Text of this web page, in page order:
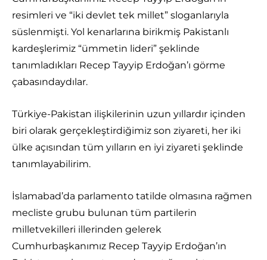
resimleri ve “iki devlet tek millet” sloganlarıyla
süslenmişti. Yol kenarlarına birikmiş Pakistanlı
kardeşlerimiz “ümmetin lideri” şeklinde
tanımladıkları Recep Tayyip Erdoğan’ı görme
çabasındaydılar.
Türkiye-Pakistan ilişkilerinin uzun yıllardır içinden
biri olarak gerçekleştirdiğimiz son ziyareti, her iki
ülke açısından tüm yılların en iyi ziyareti şeklinde
tanımlayabilirim.
İslamabad’da parlamento tatilde olmasına rağmen
mecliste grubu bulunan tüm partilerin
milletvekilleri illerinden gelerek
Cumhurbaşkanımız Recep Tayyip Erdoğan’ın